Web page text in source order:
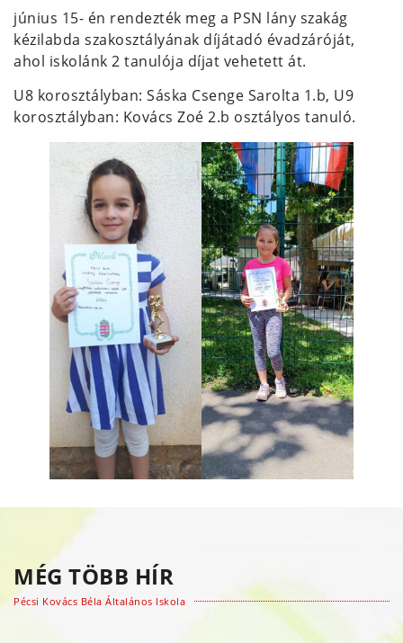
június 15- én rendezték meg a PSN lány szakág
kézilabda szakosztályának díjátadó évadzáróját,
ahol iskolánk 2 tanulója díjat vehetett át.
U8 korosztályban: Sáska Csenge Sarolta 1.b, U9
korosztályban: Kovács Zoé 2.b osztályos tanuló.
MÉG TÖBB HÍR
Pécsi Kovács Béla Általános Iskola